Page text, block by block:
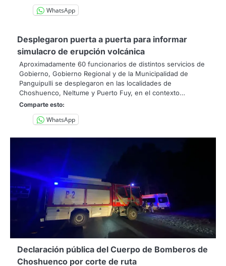
WhatsApp
Desplegaron puerta a puerta para informar
simulacro de erupción volcánica
Aproximadamente 60 funcionarios de distintos servicios de
Gobierno, Gobierno Regional y de la Municipalidad de
Panguipulli se desplegaron en las localidades de
Choshuenco, Neltume y Puerto Fuy, en el contexto…
Comparte esto:
WhatsApp
Declaración pública del Cuerpo de Bomberos de
Choshuenco por corte de ruta